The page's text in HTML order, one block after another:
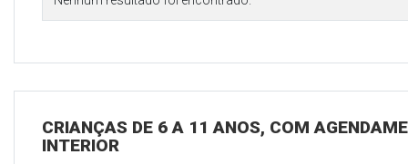
CRIANÇAS DE 6 A 11 ANOS, COM
INTERIOR